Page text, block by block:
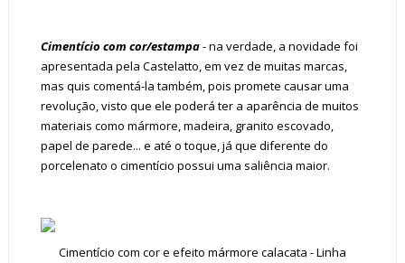
Cimentício com cor/estampa- na verdade, a novidade foi
apresentada pela Castelatto, em vez de muitas marcas,
mas quis comentá-la também, pois promete causar uma
revolução, visto que ele poderá ter a aparência de muitos
materiais como mármore, madeira, granito escovado,
papel de parede... e até o toque, já que diferente do
porcelenato o cimentício possui uma saliência maior.
Cimentício com cor e efeito mármore calacata - Linha